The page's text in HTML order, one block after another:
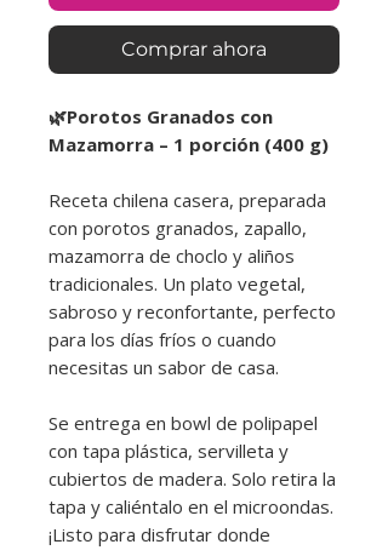
Comprar ahora
🌿Porotos Granados con
Mazamorra – 1 porción (400 g)
Receta chilena casera, preparada
con porotos granados, zapallo,
mazamorra de choclo y aliños
tradicionales. Un plato vegetal,
sabroso y reconfortante, perfecto
para los días fríos o cuando
necesitas un sabor de casa.
Se entrega en bowl de polipapel
con tapa plástica, servilleta y
cubiertos de madera. Solo retira la
tapa y caliéntalo en el microondas.
¡Listo para disfrutar donde